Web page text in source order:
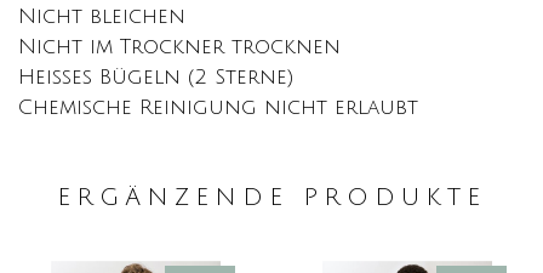
Nicht bleichen
Nicht im Trockner trocknen
Heißes Bügeln (2 Sterne)
Chemische Reinigung nicht erlaubt
ERGÄNZENDE PRODUKTE